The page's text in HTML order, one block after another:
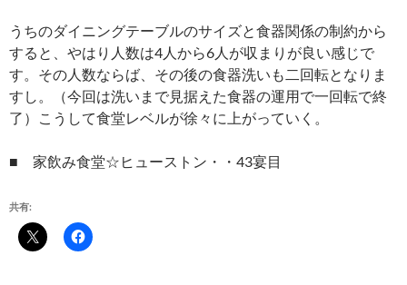
うちのダイニングテーブルのサイズと食器関係の制約から
すると、やはり人数は4人から6人が収まりが良い感じで
す。その人数ならば、その後の食器洗いも二回転となりま
すし。（今回は洗いまで見据えた食器の運用で一回転で終
了）こうして食堂レベルが徐々に上がっていく。
■ 家飲み食堂☆ヒューストン・・43宴目
共有: